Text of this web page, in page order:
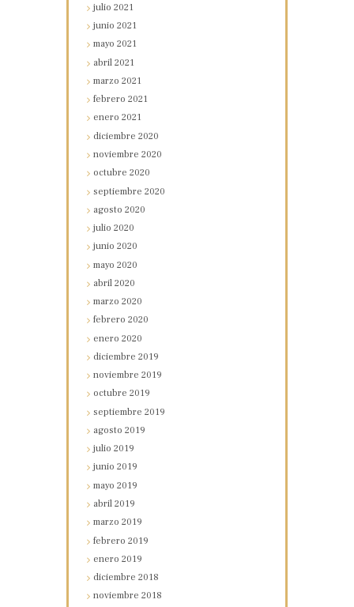
julio2021
junio2021
mayo2021
abril2021
marzo2021
febrero2021
enero2021
diciembre2020
noviembre2020
octubre2020
septiembre2020
agosto2020
julio2020
junio2020
mayo2020
abril2020
marzo2020
febrero2020
enero2020
diciembre2019
noviembre2019
octubre2019
septiembre2019
agosto2019
julio2019
junio2019
mayo2019
abril2019
marzo2019
febrero2019
enero2019
diciembre2018
noviembre2018